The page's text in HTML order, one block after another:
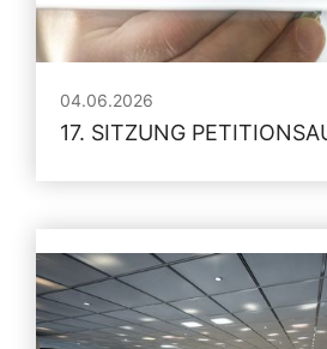
04.06.2026
17. SITZUNG